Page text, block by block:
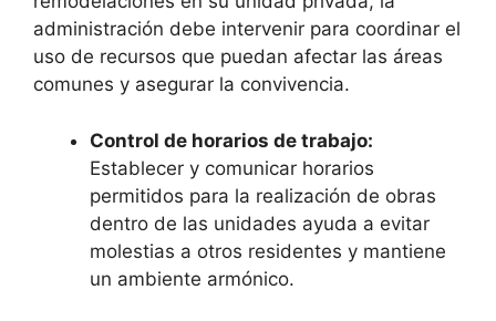
administración debe intervenir para coordinar el
uso de recursos que puedan afectar las áreas
comunes y asegurar la convivencia.
Control de horarios de trabajo:
Establecer y comunicar horarios
permitidos para la realización de obras
dentro de las unidades ayuda a evitar
molestias a otros residentes y mantiene
un ambiente armónico.